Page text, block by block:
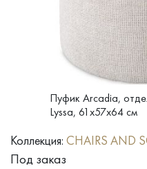
Пуфик Arcadia,
Lyssa, 61x57x64 см
Коллекция: CHAIRS AND
Под заказ